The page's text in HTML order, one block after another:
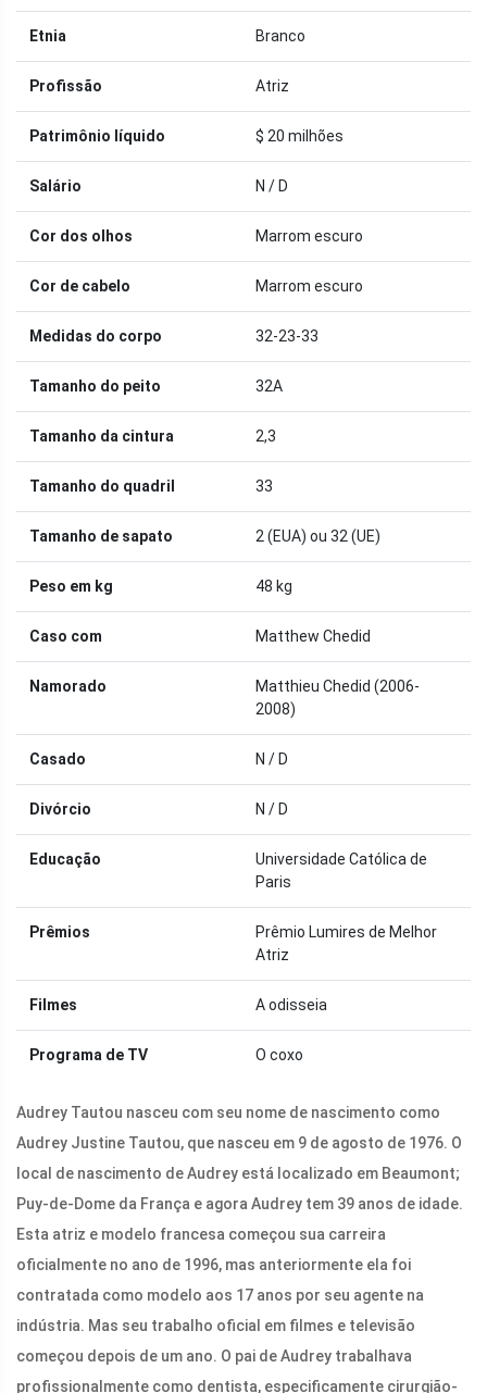
Etnia Branco
Profissão Atriz
Patrimônio líquido $ 20 milhões
Salário N / D
Cor dos olhos Marrom escuro
Cor de cabelo Marrom escuro
Medidas do corpo 32-23-33
Tamanho do peito 32A
Tamanho da cintura 2,3
Tamanho do quadril 33
Tamanho de sapato 2 (EUA) ou 32 (UE)
Peso em kg 48 kg
Caso com Matthew Chedid
Namorado
Matthieu Chedid (2006-
2008)
Casado N / D
Divórcio N / D
Educação
Universidade Católica de
Paris
Prêmios
Prêmio Lumires de Melhor
Atriz
Filmes A odisseia
Programa de TV O coxo
Audrey Tautou nasceu com seu nome de nascimento como
Audrey Justine Tautou, que nasceu em 9 de agosto de 1976. O
local de nascimento de Audrey está localizado em Beaumont;
Puy-de-Dome da França e agora Audrey tem 39 anos de idade.
Esta atriz e modelo francesa começou sua carreira
oficialmente no ano de 1996, mas anteriormente ela foi
contratada como modelo aos 17 anos por seu agente na
indústria. Mas seu trabalho oficial em filmes e televisão
começou depois de um ano. O pai de Audrey trabalhava
profissionalmente como dentista, especificamente cirurgião-